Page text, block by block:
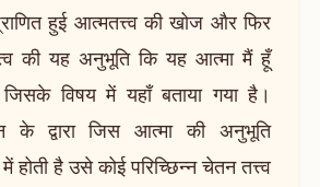
हुई आत्मतत्त्व की खोज और फिर
की यह अनुभूति कि यह आत्मा मैं हूँ
विषय में यहाँ बताया गया है।
के द्वारा जिस आत्मा की अनुभूति
है उसे कोई परिच्छिन्न चेतन तत्त्व